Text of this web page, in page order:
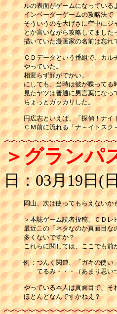
ルの表面がゲームになってい
インベーダーゲームの攻略法
そういうのを大げさに空中に
とか言いながら攻略してました
描いていた漫画家の名前は忘れ
ＣＤデータという番組で、カ
やっていた。
相変らず顔がでかい。
にしても、当時は彼が喋って
見たヤツは普通に男言葉になっ
ちょっとガッカリした。
円広志といえば、「探偵！ナ
ＣＭ前に流れる「ナ～イトス
＞グランパ
日：03月19日(
岡山、次は使ってもらえない
＞本誌ゲーム読者投稿、ＣＤレ
最近この「ネタなのか真面目な
多くないですか？
これらに関しては、ここでも
例：つんく関連、「ガキの使い
てるみ・・・（あまり思い
やっている本人は真面目で、そ
ほとんどなんですかねえ？